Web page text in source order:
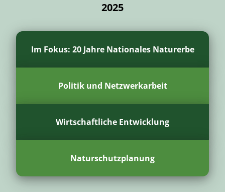
2025
Im Fokus: 20 Jahre Nationales Naturerbe
Politik und Netzwerkarbeit
Wirtschaftliche Entwicklung
Naturschutzplanung